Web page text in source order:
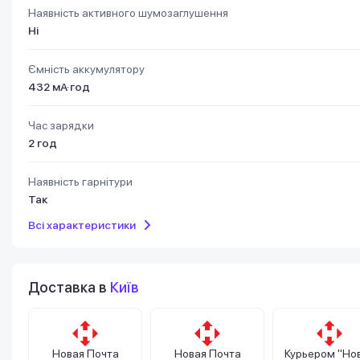
Наявність активного шумозаглушення
Ні
Ємність аккумулятору
432 мА·год
Час зарядки
2 год
Наявність гарнітури
Так
Всі характеристики
Доставка в Київ
Новая Почта Новая Почта Курьером